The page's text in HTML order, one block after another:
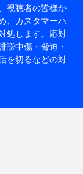
視聴者の皆様か
カスタマーハ
処します。応対
謗中傷・脅迫・
を切るなどの対